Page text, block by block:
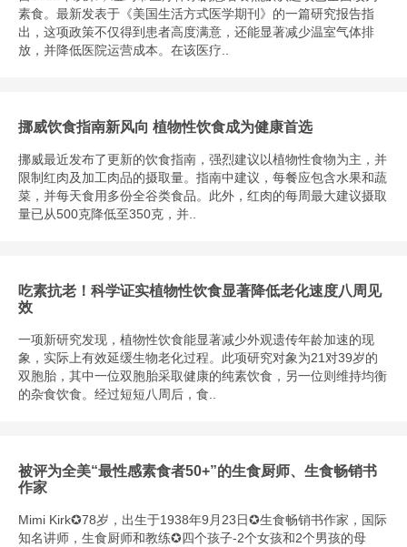
素食。最新发表于《美国生活方式医学期刊》的一篇研究报告指
出，这项政策不仅得到患者高度满意，还能显著减少温室气体排
放，并降低医院运营成本。在该医疗..
挪威饮食指南新风向 植物性饮食成为健康首选
挪威最近发布了更新的饮食指南，强烈建议以植物性食物为主，并
限制红肉及加工肉品的摄取量。指南中建议，每餐应包含水果和蔬
菜，并每天食用多份全谷类食品。此外，红肉的每周最大建议摄取
量已从500克降低至350克，并..
吃素抗老！科学证实植物性饮食显著降低老化速度八周见
效
一项新研究发现，植物性饮食能显著减少外观遗传年龄加速的现
象，实际上有效延缓生物老化过程。此项研究对象为21对39岁的
双胞胎，其中一位双胞胎采取健康的纯素饮食，另一位则维持均衡
的杂食饮食。经过短短八周后，食..
被评为全美“最性感素食者50+”的生食厨师、生食畅销书
作家
Mimi Kirk✪78岁，出生于1938年9月23日✪生食畅销书作家，国际
知名讲师，生食厨师和教练✪四个孩子-2个女孩和2个男孩的母